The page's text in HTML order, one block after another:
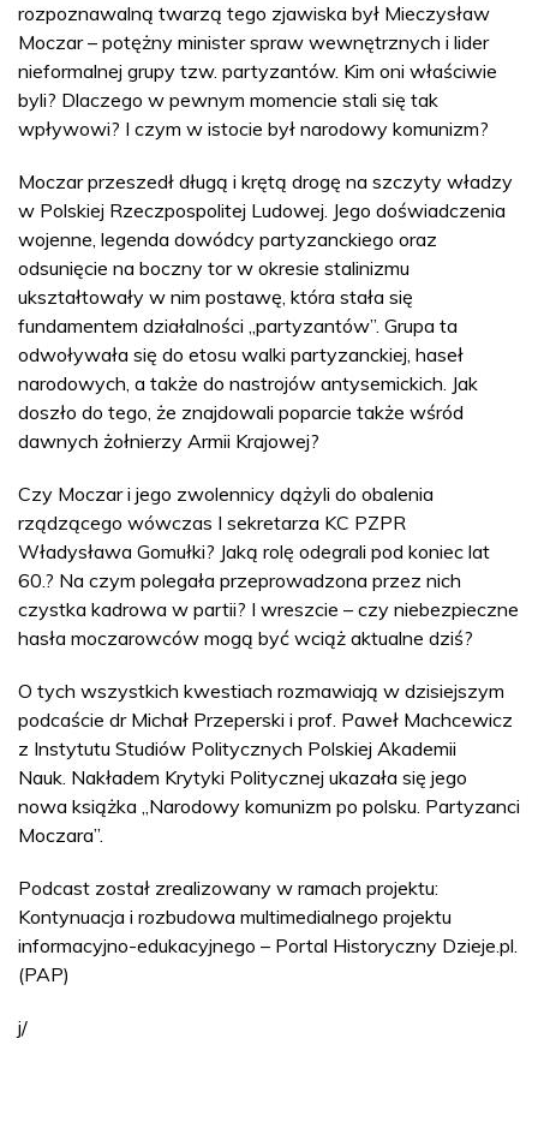
rozpoznawalną twarzą tego zjawiska był Mieczysław
Moczar – potężny minister spraw wewnętrznych i lider
nieformalnej grupy tzw. partyzantów. Kim oni właściwie
byli? Dlaczego w pewnym momencie stali się tak
wpływowi? I czym w istocie był narodowy komunizm?
Moczar przeszedł długą i krętą drogę na szczyty władzy
w Polskiej Rzeczpospolitej Ludowej. Jego doświadczenia
wojenne, legenda dowódcy partyzanckiego oraz
odsunięcie na boczny tor w okresie stalinizmu
ukształtowały w nim postawę, która stała się
fundamentem działalności „partyzantów”. Grupa ta
odwoływała się do etosu walki partyzanckiej, haseł
narodowych, a także do nastrojów antysemickich. Jak
doszło do tego, że znajdowali poparcie także wśród
dawnych żołnierzy Armii Krajowej?
Czy Moczar i jego zwolennicy dążyli do obalenia
rządzącego wówczas I sekretarza KC PZPR
Władysława Gomułki? Jaką rolę odegrali pod koniec lat
60.? Na czym polegała przeprowadzona przez nich
czystka kadrowa w partii? I wreszcie – czy niebezpieczne
hasła moczarowców mogą być wciąż aktualne dziś?
O tych wszystkich kwestiach rozmawiają w dzisiejszym
podcaście dr Michał Przeperski i prof. Paweł Machcewicz
z Instytutu Studiów Politycznych Polskiej Akademii
Nauk. Nakładem Krytyki Politycznej ukazała się jego
nowa książka „Narodowy komunizm po polsku. Partyzanci
Moczara”.
Podcast został zrealizowany w ramach projektu:
Kontynuacja i rozbudowa multimedialnego projektu
informacyjno-edukacyjnego – Portal Historyczny Dzieje.pl.
(PAP)
j/